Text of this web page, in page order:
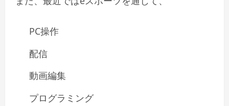
PC操作
配信
動画編集
プログラミング